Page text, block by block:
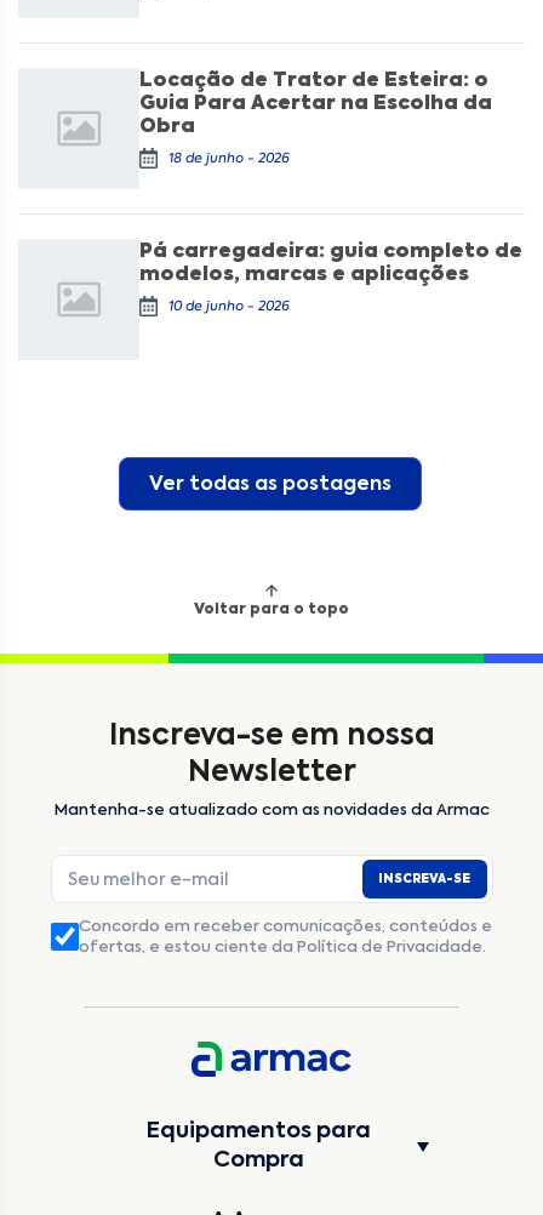
Locação de Trator de Esteira: o
Guia Para Acertar na Escolha da
Obra
18 de junho - 2026
Pá carregadeira: guia completo de
modelos, marcas e aplicações
10 de junho - 2026
Ver todas as postagens
Voltar para o topo
Inscreva-se em nossa
Newsletter
Mantenha-se atualizado com as novidades da Armac
INSCREVA-SE
Concordo em receber comunicações, conteúdos e
ofertas, e estou ciente da Política de Privacidade.
Equipamentos para
Compra
Locação Compra de seminovos
E-mail*
Número de telefone
CNPJ Inscrição Estadual(Produtor Rural)
CNPJ da empresa/ CPF - Produtor rural*